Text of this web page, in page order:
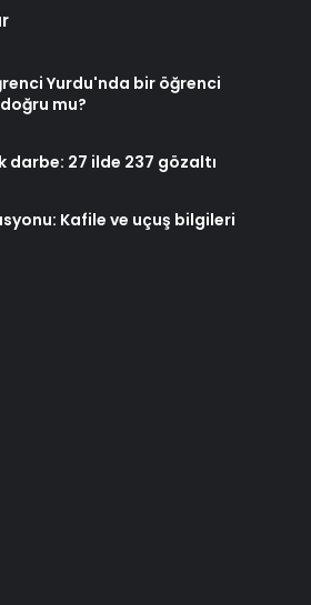
Yurdu'nda bir öğrenci
mu?
darbe: 27 ilde 237 gözaltı
Kafile ve uçuş bilgileri